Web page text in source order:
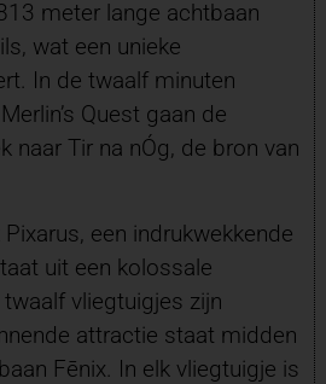
meter lange achtbaan
wat een unieke
In de twaalf minuten
Quest gaan de
naar Tir na nÓg, de bron van
een indrukwekkende
uit een kolossale
vliegtuigjes zijn
attractie staat midden
Fēnix. In elk vliegtuigje is